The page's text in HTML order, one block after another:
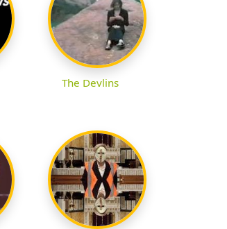
The Devlins